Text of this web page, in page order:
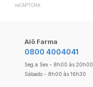
Alô Farma
0800 4004041
Seg a Sex - 8h00 às 20h00
Sábado - 8h00 às 16h30